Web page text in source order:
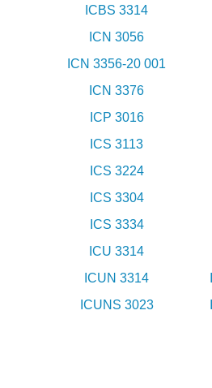
ICBS 3314
ICN 3056
ICN 3356-20 001
ICN 3376
ICP 3016
ICS 3113
ICS 3224
ICS 3304
ICS 3334
ICU 3314
ICUN 3314
ICUNS 3023